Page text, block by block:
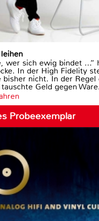
wer sich ewig bindet ...“
In der High Fidelity
bisher nicht. In der Regel
Geld gegen Ware.
Probeexemplar